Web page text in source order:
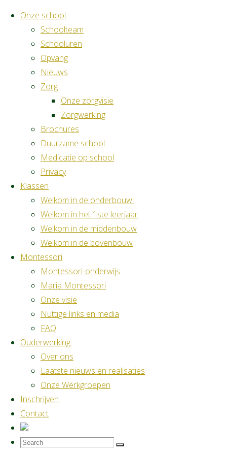
Onze school
Schoolteam
Schooluren
Opvang
Nieuws
Zorg
Onze zorgvisie
Zorgwerking
Brochures
Duurzame school
Medicatie op school
Privacy
Klassen
Welkom in de onderbouw!
Welkom in het 1ste leerjaar
Welkom in de middenbouw
Welkom in de bovenbouw
Montessori
Montessori-onderwijs
Maria Montessori
Onze visie
Nuttige links en media
FAQ
Ouderwerking
Over ons
Laatste nieuws en realisaties
Onze Werkgroepen
Inschrijven
Contact
Search
Search
Search
Uncategorized
Eetdag 28 februari 2026
By Bart23 januari 2026
Verder lezen"Eetdag
2026"
Schoolnieuws
Opendeurdag
ByVeerle Van Eijgen
2026
7 februari 2026 van 10u tot 12u
Verder lezen"Opendeurdag"
Uncategorized
Twinkeltocht
ByVeerle Van Eijgen
oktober 2025
Vonk! nodigt je uit voor een verrassende tocht in
het donker. Zoek de weg met de hulp van